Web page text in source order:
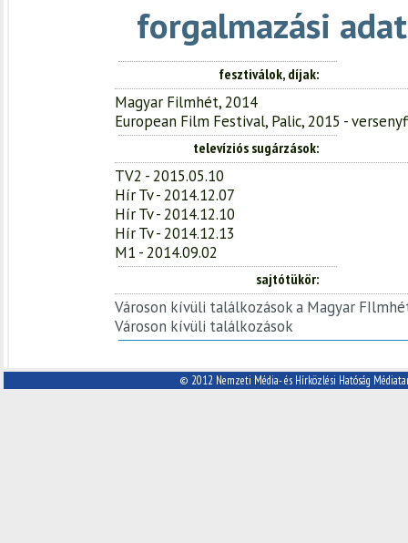
forgalmazási
fesztiválok, díjak
Magyar Filmhét, 2014
European Film Festival, Palic, 2015 -
televíziós sugárzások
TV2 - 2015.05.10
Hír Tv - 2014.12.07
Hír Tv - 2014.12.10
Hír Tv - 2014.12.13
M1 - 2014.09.02
sajtótükör
Városon kívüli találkozások a Magyar
Városon kívüli találkozások
A Nemzeti Média- és Hírközlési
Cím:
© 2012 Nemzeti Média- és Hírközlési Hatóság